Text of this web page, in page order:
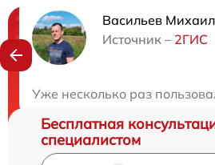
Васильев Михаил
Источник – 2ГИС
Уже несколько раз
Нужна
Бесплатная
специалистом